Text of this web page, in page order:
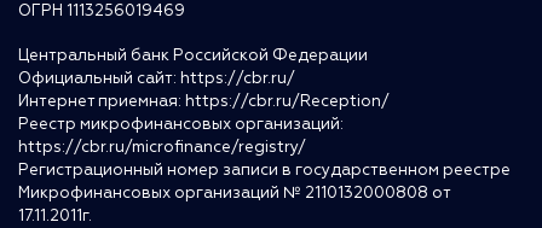
ОГРН 1113256019469
Центральный банк Российской Федерации
Официальный сайт: https://cbr.ru/
Интернет приемная: https://cbr.ru/Reception/
Реестр микрофинансовых организаций:
https://cbr.ru/microfinance/registry/
Регистрационный номер записи в государственном реестре
Микрофинансовых организаций № 2110132000808 от
17.11.2011г.